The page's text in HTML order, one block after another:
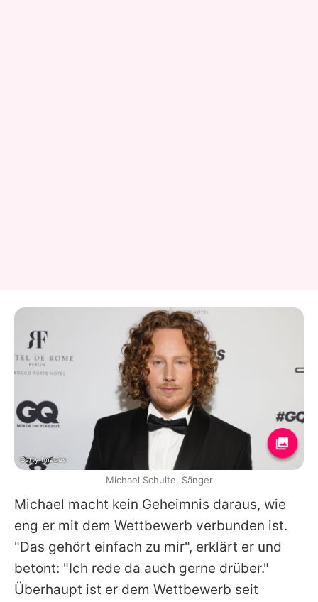
Michael macht kein Geheimnis daraus, wie
eng er mit dem Wettbewerb verbunden ist.
"Das gehört einfach zu mir", erklärt er und
betont: "Ich rede da auch gerne drüber."
Überhaupt ist er dem Wettbewerb seit
Getty Images
Michael Schulte, Sänger